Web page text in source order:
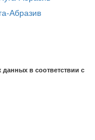
Абразив
в соответствии с